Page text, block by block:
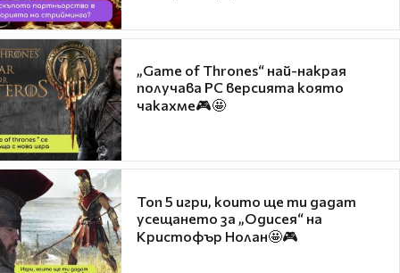
„Game of Thrones“ най-накрая
получава PC версията която
чакахме🎮🤩
Топ 5 игри, които ще ти дадат
усещането за „Одисея“ на
Кристофър Нолан🤩🎮